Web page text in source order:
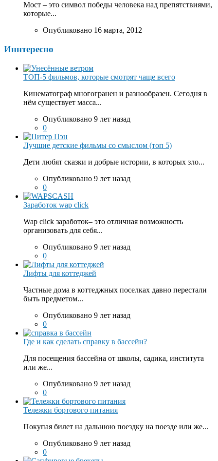
Мост – это символ победы человека над препятствиями,
которые...
Опубликовано 16 марта, 2012
Иннтересно
ТОП-5 фильмов, которые смотрят чаще всего
Кинематограф многогранен и разнообразен. Сегодня в
нём существует масса...
Опубликовано 9 лет назад
0
Лучшие детские фильмы со смыслом (топ 5)
Дети любят сказки и добрые истории, в которых зло...
Опубликовано 9 лет назад
0
Заработок wap click
Wap click заработок– это отличная возможность
организовать для себя...
Опубликовано 9 лет назад
0
Лифты для коттеджей
Частные дома в коттеджных поселках давно перестали
быть предметом...
Опубликовано 9 лет назад
0
Где и как сделать справку в бассейн?
Для посещения бассейна от школы, садика, института
или же...
Опубликовано 9 лет назад
0
Тележки бортового питания
Покупая билет на дальнюю поездку на поезде или же...
Опубликовано 9 лет назад
0